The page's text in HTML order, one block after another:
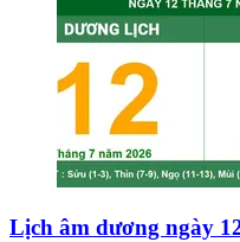
Lịch âm dương ngày